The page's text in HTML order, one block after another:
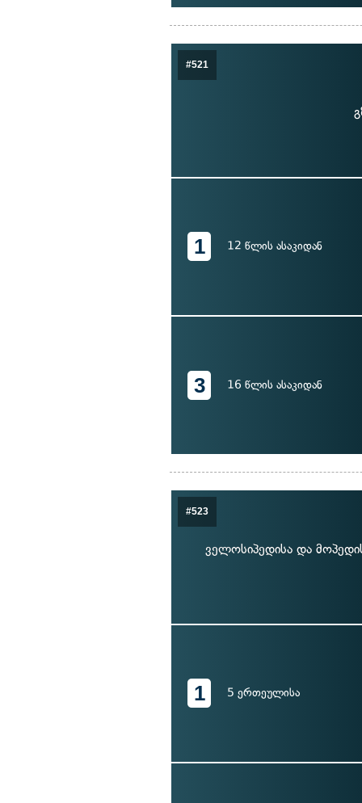
#521
1 12 წლის ასაკიდან
3 16 წლის ასაკიდან
#523
ველოსიპედისა და
1 5 ერთეულისა